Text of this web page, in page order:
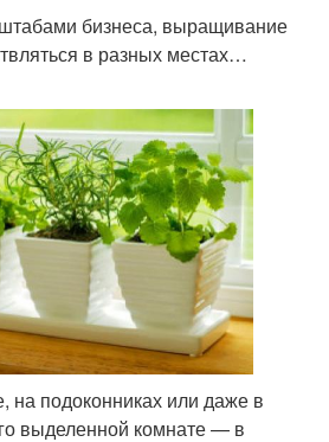
бизнеса, выращивание
в разных местах…
на подоконниках или даже в
выделенной комнате — в